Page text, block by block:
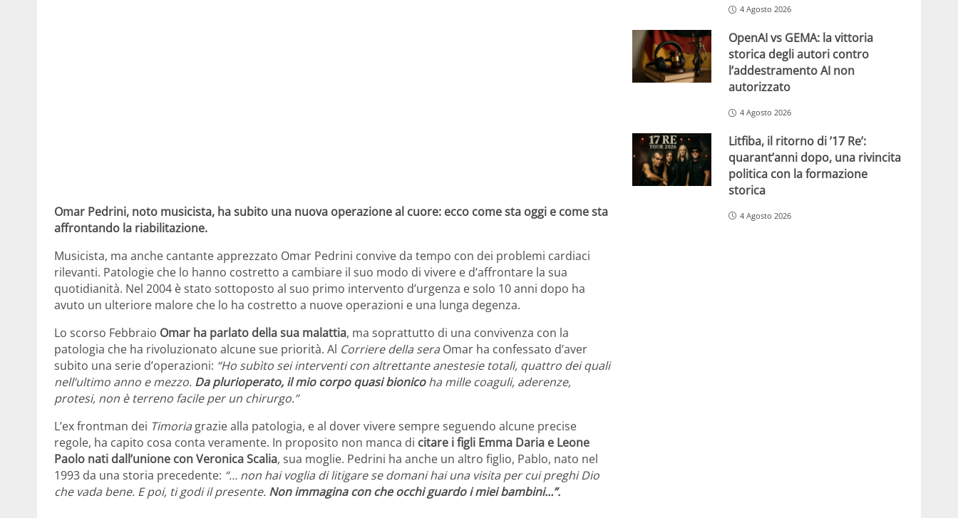
Omar Pedrini, noto musicista, ha subito una nuova operazione al cuore: ecco come sta oggi e come sta
affrontando la riabilitazione.
Musicista, ma anche cantante apprezzato Omar Pedrini convive da tempo con dei problemi cardiaci
rilevanti. Patologie che lo hanno costretto a cambiare il suo modo di vivere e d’affrontare la sua
quotidianità. Nel 2004 è stato sottoposto al suo primo intervento d’urgenza e solo 10 anni dopo ha
avuto un ulteriore malore che lo ha costretto a nuove operazioni e una lunga degenza.
Lo scorso Febbraio Omar ha parlato della sua malattia, ma soprattutto di una convivenza con la
patologia che ha rivoluzionato alcune sue priorità. Al Corriere della sera Omar ha confessato d’aver
subito una serie d’operazioni: “Ho subìto sei interventi con altrettante anestesie totali, quattro dei quali
nell’ultimo anno e mezzo. Da plurioperato, il mio corpo quasi bionicoha mille coaguli, aderenze,
protesi, non è terreno facile per un chirurgo.”
L’ex frontman dei Timoria grazie alla patologia, e al dover vivere sempre seguendo alcune precise
regole, ha capito cosa conta veramente. In proposito non manca di citare i figli Emma Daria e Leone
Paolo nati dall’unione con Veronica Scalia, sua moglie. Pedrini ha anche un altro figlio, Pablo, nato nel
1993 da una storia precedente: “… non hai voglia di litigare se domani hai una visita per cui preghi Dio
che vada bene. E poi, ti godi il presente. Non immagina con che occhi guardo i miei bambini…”.
4 Agosto 2026
OpenAI vs GEMA: la vittoria
storica degli autori contro
l’addestramento AI non
autorizzato
4 Agosto 2026
Litfiba, il ritorno di ’17 Re’:
quarant’anni dopo, una rivincita
politica con la formazione
storica
4 Agosto 2026